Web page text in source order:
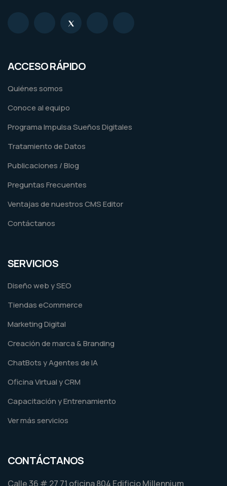
ACCESO RÁPIDO
Quiénes somos
Conoce al equipo
Programa Impulsa Sueños Digitales
Tratamiento de Datos
Publicaciones / Blog
Preguntas Frecuentes
Ventajas de nuestros CMS Editor
Contáctanos
SERVICIOS
Diseño web y SEO
Tiendas eCommerce
Marketing Digital
Creación de marca & Branding
ChatBots y Agentes de IA
Oficina Virtual y CRM
Capacitación y Entrenamiento
Ver más servicios
CONTÁCTANOS
Calle 36 # 27 71 oficina 804 Edificio Millennium